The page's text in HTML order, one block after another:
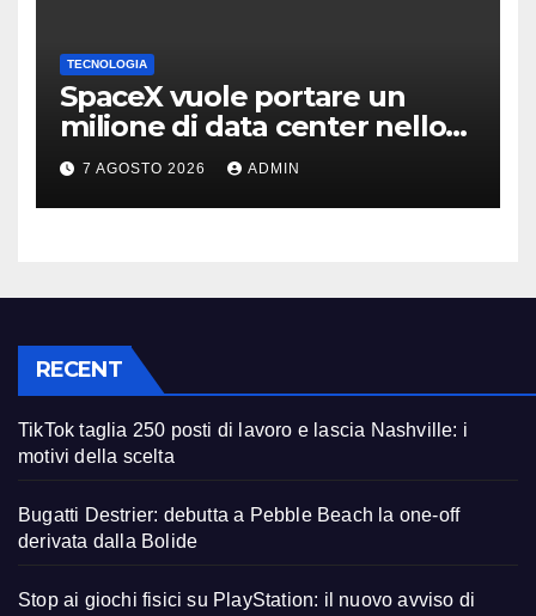
TECNOLOGIA
SpaceX vuole portare un
milione di data center nello
spazio: Nvidia sarà il cervello
7 AGOSTO 2026 ADMIN
RECENT
TikTok taglia 250 posti di lavoro e lascia Nashville: i
motivi della scelta
Bugatti Destrier: debutta a Pebble Beach la one-off
derivata dalla Bolide
Stop ai giochi fisici su PlayStation: il nuovo avviso di